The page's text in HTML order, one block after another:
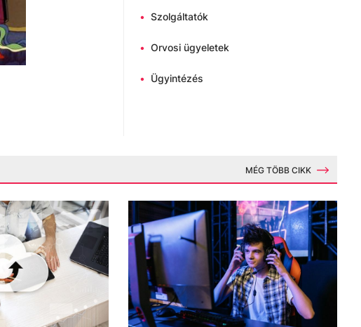
• Szolgáltatók
• Orvosi ügyeletek
• Ügyintézés
MÉG TÖBB CIKK